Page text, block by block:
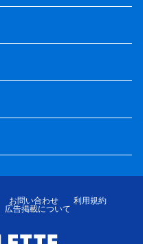
お問い合わせ
利用規約
広告掲載について